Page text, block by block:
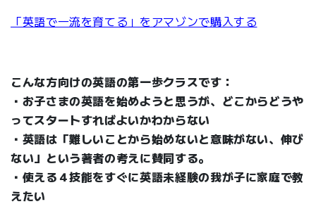
「英語で一流を育てる」をアマゾンで購入する
こんな方向けの英語の第一歩クラスです：
・お子さまの英語を始めようと思うが、どこからどうや
ってスタートすればよいかわからない
・英語は「難しいことから始めないと意味がない、伸び
ない」という著者の考えに賛同する。
・使える ４技能をすぐに英語未経験の我が子に家庭で教
えたい